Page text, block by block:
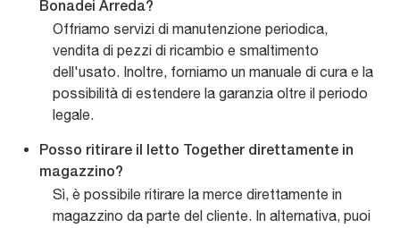
Bonadei Arreda?
Offriamo servizi di manutenzione periodica,
vendita di pezzi di ricambio e smaltimento
dell'usato. Inoltre, forniamo un manuale di cura e la
possibilità di estendere la garanzia oltre il periodo
legale.
Posso ritirare il letto Together direttamente in
magazzino?
Sì, è possibile ritirare la merce direttamente in
magazzino da parte del cliente. In alternativa, puoi